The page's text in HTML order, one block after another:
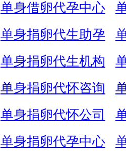
单身借卵代孕中心
单身捐卵代生助孕
单身捐卵代生机构
单身捐卵代怀咨询
单身捐卵代怀公司
单身捐卵代孕中心